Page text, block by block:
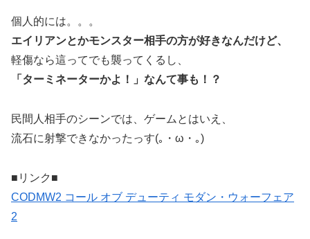
個人的には。。。
エイリアンとかモンスター相手の方が好きなんだけど、
軽傷なら這ってでも襲ってくるし、
「ターミネーターかよ！」なんて事も！？
民間人相手のシーンでは、ゲームとはいえ、
流石に射撃できなかったっす(｡・ω・｡)
■リンク■
CODMW2 コール オブ デューティ モダン・ウォーフェア
2